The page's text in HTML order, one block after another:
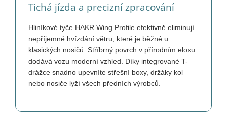
Tichá jízda a precizní zpracování
Hliníkové tyče HAKR Wing Profile efektivně eliminují
nepříjemné hvízdání větru, které je běžné u
klasických nosičů. Stříbrný povrch v přírodním eloxu
dodává vozu moderní vzhled. Díky integrované T-
drážce snadno upevníte střešní boxy, držáky kol
nebo nosiče lyží všech předních výrobců.